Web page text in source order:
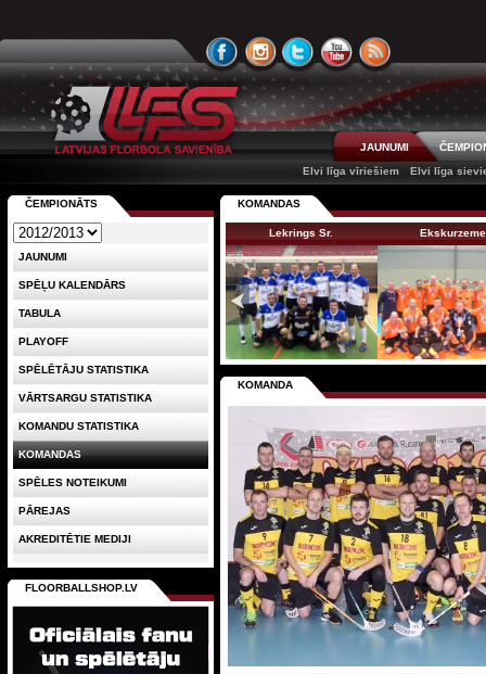
JAUNUMI
Elvi līga vīriešiem
Elvi līga
KOMANDAS
Lekrings Sr. Ekskurzeme
KOMANDA
ČEMPIONĀTS
JAUNUMI
SPĒĻU KALENDĀRS
TABULA
PLAYOFF
SPĒLĒTĀJU STATISTIKA
VĀRTSARGU STATISTIKA
KOMANDU STATISTIKA
KOMANDAS
SPĒLES NOTEIKUMI
PĀREJAS
AKREDITĒTIE MEDIJI
FLOORBALLSHOP.LV